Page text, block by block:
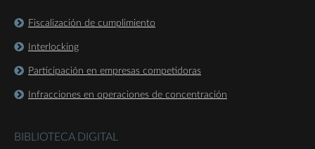
Fiscalización de cumplimiento
Interlocking
Participación en empresas competidoras
Infracciones en operaciones de concentración
BIBLIOTECA DIGITAL